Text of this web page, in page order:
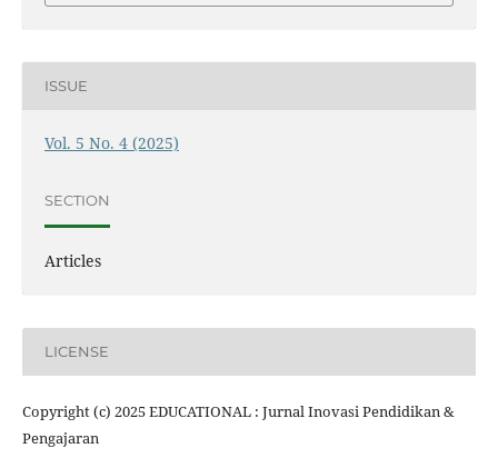
ISSUE
Vol. 5 No. 4 (2025)
SECTION
Articles
LICENSE
Copyright (c) 2025 EDUCATIONAL : Jurnal Inovasi Pendidikan &
Pengajaran